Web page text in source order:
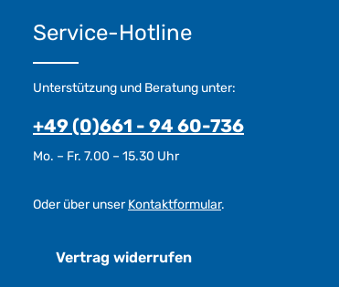
Service-Hotline
Unterstützung und Beratung unter:
+49 (0)661 - 94 60-736
Mo. – Fr. 7.00 – 15.30 Uhr
Oder über unserKontaktformular.
Vertrag widerrufen